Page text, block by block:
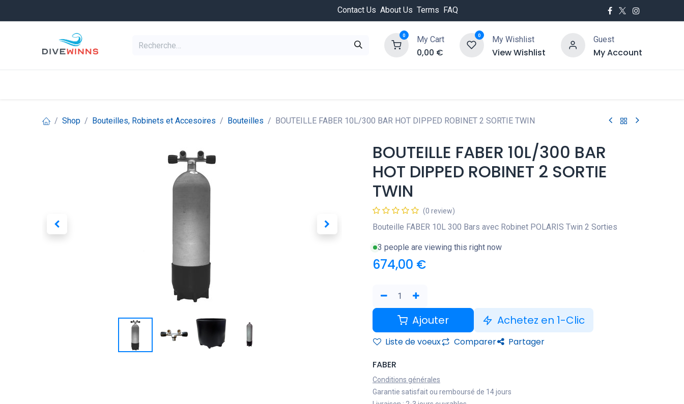
Contact Us About Us Terms FAQ
0 My Cart
0,00 €
0 My Wishlist
View Wishlist
Guest
My Account
HOT
Shop Bouteilles, Robinets et Accesoires Bouteilles BOUTEILLE FABER 10L/300 BAR HOT DIPPED ROBINET 2 SORTIE TWIN
BOUTEILLE FABER 10L/300 BAR
HOT DIPPED ROBINET 2 SORTIE
TWIN
(0 review)
Bouteille FABER 10L 300 Bars avec Robinet POLARIS Twin 2 Sorties
3 people are viewing this right now
674,00 €
Ajouter Achetez en 1-Clic
Liste de voeux Comparer
Partager
FABER
Conditions générales
Garantie satisfait ou remboursé de 14 jours